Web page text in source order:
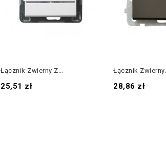
Łącznik Zwierny Z...
Cena
25,51 zł
Łącznik Zwierny...
Cena
28,86 zł